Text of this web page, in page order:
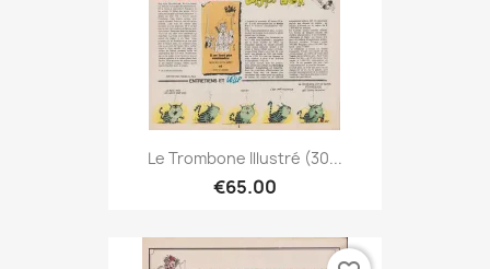
Le Trombone Illustré (30...
€65.00